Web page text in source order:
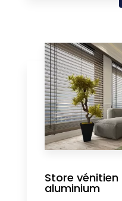
Store
aluminium